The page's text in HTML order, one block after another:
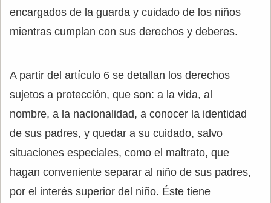
encargados de la guarda y cuidado de los niños
mientras cumplan con sus derechos y deberes.
A partir del artículo 6 se detallan los derechos
sujetos a protección, que son: a la vida, al
nombre, a la nacionalidad, a conocer la identidad
de sus padres, y quedar a su cuidado, salvo
situaciones especiales, como el maltrato, que
hagan conveniente separar al niño de sus padres,
por el interés superior del niño. Éste tiene